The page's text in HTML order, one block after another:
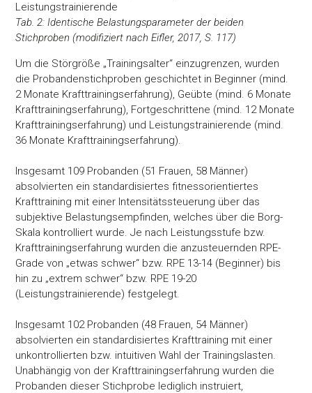
Leistungstrainierende
Tab. 2: Identische Belastungsparameter der beiden
Stichproben (modifiziert nach Eifler, 2017, S. 117)
Um die Störgröße „Trainingsalter“ einzugrenzen, wurden
die Probandenstichproben geschichtet in Beginner (mind.
2 Monate Krafttrainingserfahrung), Geübte (mind. 6 Monate
Krafttrainingserfahrung), Fortgeschrittene (mind. 12 Monate
Krafttrainingserfahrung) und Leistungstrainierende (mind.
36 Monate Krafttrainingserfahrung).
Insgesamt 109 Probanden (51 Frauen, 58 Männer)
absolvierten ein standardisiertes fitnessorientiertes
Krafttraining mit einer Intensitätssteuerung über das
subjektive Belastungsempfinden, welches über die Borg-
Skala kontrolliert wurde. Je nach Leistungsstufe bzw.
Krafttrainingserfahrung wurden die anzusteuernden RPE-
Grade von „etwas schwer“ bzw. RPE 13-14 (Beginner) bis
hin zu „extrem schwer“ bzw. RPE 19-20
(Leistungstrainierende) festgelegt.
Insgesamt 102 Probanden (48 Frauen, 54 Männer)
absolvierten ein standardisiertes Krafttraining mit einer
unkontrollierten bzw. intuitiven Wahl der Trainingslasten.
Unabhängig von der Krafttrainingserfahrung wurden die
Probanden dieser Stichprobe lediglich instruiert,